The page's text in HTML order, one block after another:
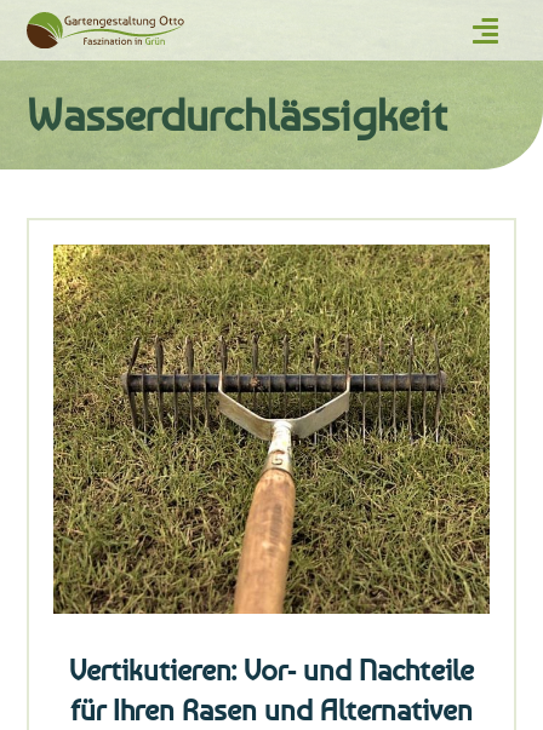
Wasserdurchlässigkeit
Vertikutieren: Vor- und Nachteile
für Ihren Rasen und Alternativen